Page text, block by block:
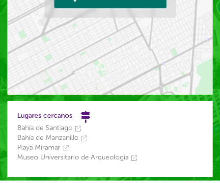
Lugares cercanos
Bahía de Santiago
Bahía de Manzanillo
Playa Miramar
Museo Universitario de Arqueología